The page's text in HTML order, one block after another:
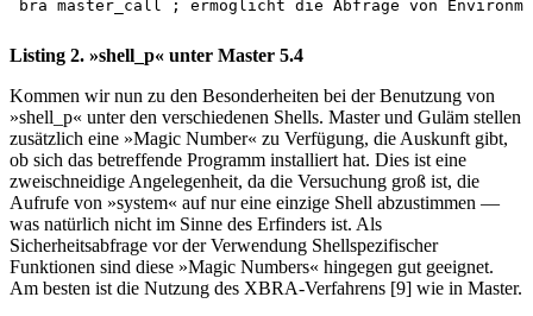
Listing 2. »shell_p« unter Master 5.4
Kommen wir nun zu den Besonderheiten bei der Benutzung von
»shell_p« unter den verschiedenen Shells. Master und Guläm stellen
zusätzlich eine »Magic Number« zu Verfügung, die Auskunft gibt,
ob sich das betreffende Programm installiert hat. Dies ist eine
zweischneidige Angelegenheit, da die Versuchung groß ist, die
Aufrufe von »system« auf nur eine einzige Shell abzustimmen —
was natürlich nicht im Sinne des Erfinders ist. Als
Sicherheitsabfrage vor der Verwendung Shellspezifischer
Funktionen sind diese »Magic Numbers« hingegen gut geeignet.
Am besten ist die Nutzung des XBRA-Verfahrens [9] wie in Master.